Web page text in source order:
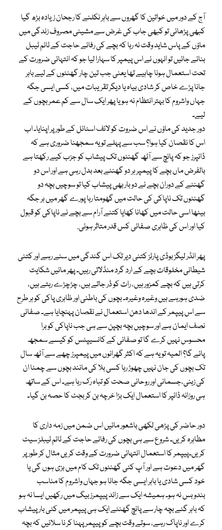
آج کے دور میں خواتین کا گھروں سے باہر نکلنے کا رجحان زیادہ بڑھ گیا
کبھی پڑھائی تو کبھی جاب کی غرض سے مشینی مصروف زندگی میں
ماؤں کے پاس شاید وقت نہ رہا کہ بچے کی رفائے حاجت کے ٹائم ٹیبل
بنائے جائیں تو انہوں نے اس پیمپر کا سہارا لیا جو کہ انتہائی ضرورت کے
تحت استعمال ہونا چاہیے تھا یعنی جب تین چار گھنٹوں کے لیے باہر
جانا پڑے خاص کر شادی بیاہ یا دیگر تقریبات میں، کسی ایسی جگہ
جہاں واشروم کا بہتر انتظام نہ ہو یا پھر ایک سال سے کم عمر بچوں کے
لیے۔
دور جدید کی ماؤں نے اس ضروت کو لائف اسٹائل کے طور پر اپنایا۔ اب
اس کا نقصان کیا ہوا؟ سب سے پہلے تو یہ سمجھنا ضروری ہے کہ
ڈائپرز جو کہ پانچ سے آٹھ گھنٹوں تک پیشاب کو جزب کیے رکھتا ہے
بالفرض ماں بچے کا پیمپر ہر دو گھنٹے بعد بدل رہی ہے اور اس دو
گھنٹے کے دوران بچے نے دو بار بھی پیشاب کیا تو سوچیں بچہ دو
گھنٹوں تک ناپاکی کی حالت میں گھومتا رہا پورے گھر میں ہر جگہ
بیٹھا اسی حالت میں کھانا کھایا کتنے آرام سے بچے نے ناپاکی کو قبول
کیا اور اس کی ظاہری صفائی کس قدر متاثر ہوئی.
پھر انڈر لیگز بوڈی پارٹز کتنی دیر تک اس گندگی میں سنے رہے اور کتنی
شیطانی مخلوقات بچے کے ارد گرد منڈلاتی رہیں۔ پھر مائیں شکایت
کرتی ہیں کہ بچے کمزور ہیں، رات کو ڈر جاتے ہیں، چڑچڑے رہتے ہیں،
ضدی ہورہے ہیں وغیرہ وغیرہ۔ بچوں کی باطنی اور ظاہری پاکی کو ہر طرح
سے اس پیپمر کے اندھا دھن استعمال نے نقصان پہنچایا ہے۔ صفائی
نصف ایمان ہے اور سوچیں بچہ بچپن سے ہی جب ناپاکی کو برا
محسوس نہیں کرے گا تو صفائی کے کانسیپٹس کو کیسے سمجھ
پائے گا؟ المیہ تو یہ ہے کہ اکثر گھرانوں میں پیمپرز چھے سے آٹھ سال
تک بچوں کی جان نہیں چھوڑ رہا کسی بلا کی مانند بچوں سے چمٹا ان
کی زہنی،جسمانی اور روحانی صحت کو تباہ رک رہا ہے۔ اس کے ساتھ
ہی روزانہ ڈائپر کا استعمال ایک بڑا خرچہ بن کر بجٹ کا حصہ بن گیا۔
دور حاضر کی پڑھی لکھی باشعور مائیں اس ضمن میں زمہ داری کا
مظاہرہ کریں۔ شروع سے ہی بچوں کی رفائے حاجت کے ٹائم ٹیبلز سیٹ
کریں۔پیپمر کا استعمال انتہائی ضرورت کے وقت کریں مثال کر طور پر
گھر میں دعوت ہے اور آپ کئی گھنٹوں تک کام میں بزی ہوں گی یا
خود کسی شادی یا باہر ایسی جگہ جانا ہو جہاں واشروم کا مناسب
بندوبس نہ ہو۔ ہمیشہ ایک سے زائد پیپمرز بیگ میں رکھیں ایسا نہ ہو
کہ باہر گئے بچہ چار سے پانچ گھنٹے ایک ہی پیپمر میں کئی بار پیشاب
کرے اور ناپاک رہے، سوتے وقت بچے کو پیپمر پہنا کر نا سلائیں کہ بچہ